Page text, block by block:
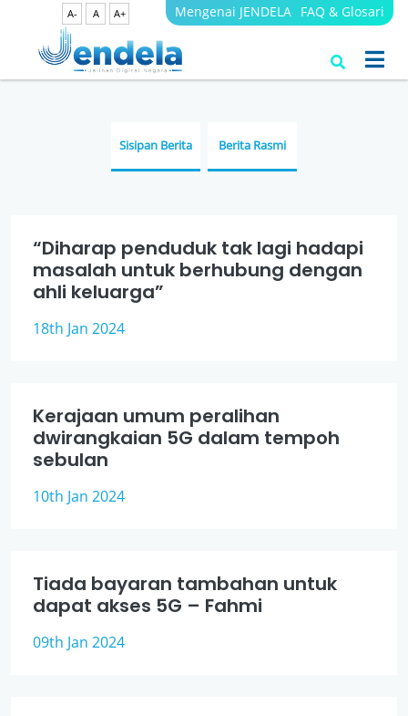
A- A A+ Mengenai JENDELA FAQ & Glosari
Berita
Sisipan Berita Berita Rasmi
“Diharap penduduk tak lagi hadapi
masalah untuk berhubung dengan
ahli keluarga”
18th Jan 2024
Kerajaan umum peralihan
dwirangkaian 5G dalam tempoh
sebulan
10th Jan 2024
Tiada bayaran tambahan untuk
dapat akses 5G – Fahmi
09th Jan 2024